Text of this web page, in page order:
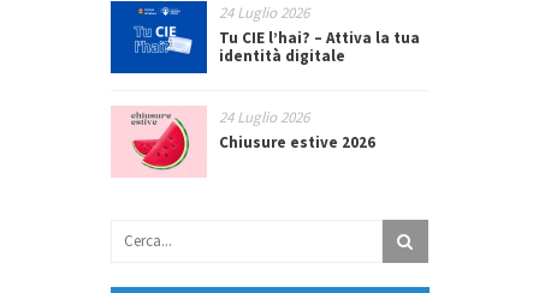
24 Luglio 2026
Tu CIE l’hai? – Attiva la tua
identità digitale
24 Luglio 2026
Chiusure estive 2026